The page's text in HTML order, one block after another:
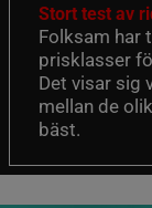
Stort test av
Folksam har
prisklasser
Det visar sig
mellan de
bäst.